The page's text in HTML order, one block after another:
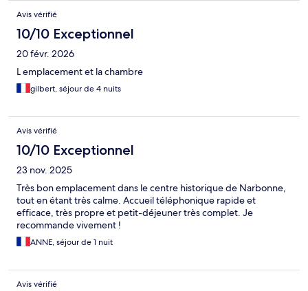
Avis vérifié
10/10 Exceptionnel
20 févr. 2026
L emplacement et la chambre
gilbert, séjour de 4 nuits
Avis vérifié
10/10 Exceptionnel
23 nov. 2025
Très bon emplacement dans le centre historique de Narbonne,
tout en étant très calme. Accueil téléphonique rapide et
efficace, très propre et petit-déjeuner très complet. Je
recommande vivement !
ANNE, séjour de 1 nuit
Avis vérifié